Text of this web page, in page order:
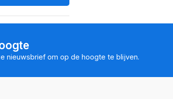
nieuwsbrief om op de hoogte te blijven.